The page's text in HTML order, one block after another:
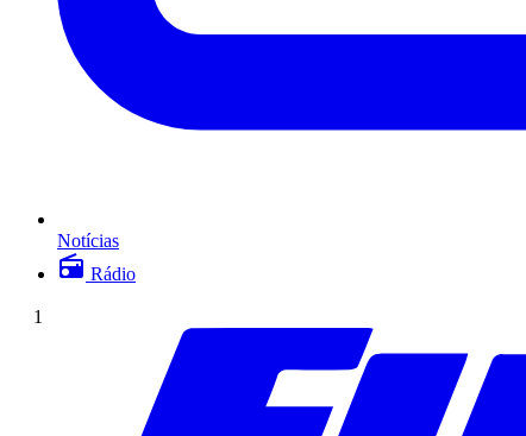
Notícias
Rádio
1